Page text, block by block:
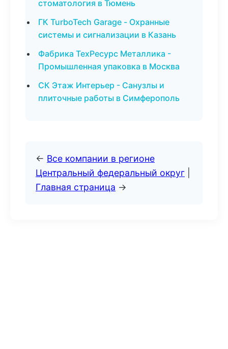
стоматология в Тюмень
ГК TurboTech Garage - Охранные
системы и сигнализации в Казань
Фабрика ТехРесурс Металлика -
Промышленная упаковка в Москва
СК Этаж Интерьер - Санузлы и
плиточные работы в Симферополь
← Все компании в регионе
Центральный федеральный округ
Главная страница →